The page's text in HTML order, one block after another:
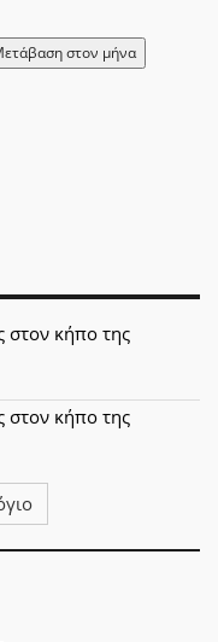
στον μήνα
στον κήπο της
στον κήπο της